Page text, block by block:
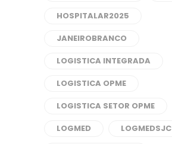
HOSPITALAR2025
JANEIROBRANCO
LOGISTICA INTEGRADA
LOGISTICA OPME
LOGISTICA SETOR OPME
LOGMED
LOGMEDSJC